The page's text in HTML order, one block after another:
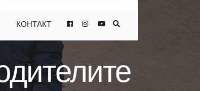
КОНТАКТ